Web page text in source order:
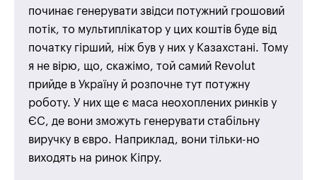
починає генерувати звідси потужний грошовий
потік, то мультиплікатор у цих коштів буде від
початку гірший, ніж був у них у Казахстані. Тому
я не вірю, що, скажімо, той самий Revolut
прийде в Україну й розпочне тут потужну
роботу. У них ще є маса неохоплених ринків у
ЄС, де вони зможуть генерувати стабільну
виручку в євро. Наприклад, вони тільки-но
виходять на ринок Кіпру.